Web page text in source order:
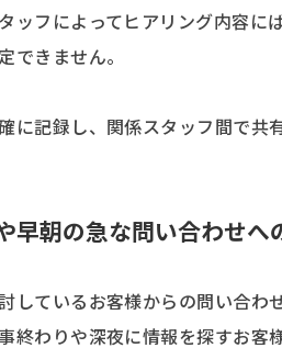
ッフによってヒアリング内容
できません。
に記録し、関係スタッフ間で共
早朝の急な問い合わせへ
しているお客様からの問い合わ
終わりや深夜に情報を探すお客